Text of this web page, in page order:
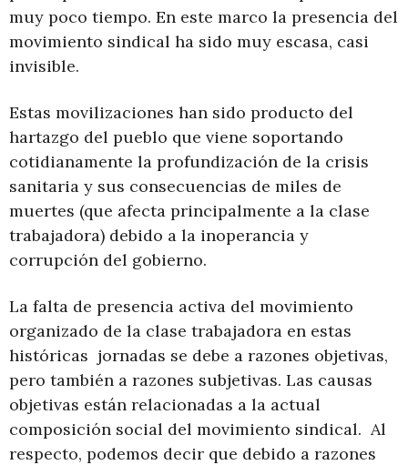
muy poco tiempo. En este marco la presencia del
movimiento sindical ha sido muy escasa, casi
invisible.
Estas movilizaciones han sido producto del
hartazgo del pueblo que viene soportando
cotidianamente la profundización de la crisis
sanitaria y sus consecuencias de miles de
muertes (que afecta principalmente a la clase
trabajadora) debido a la inoperancia y
corrupción del gobierno.
La falta de presencia activa del movimiento
organizado de la clase trabajadora en estas
históricas jornadas se debe a razones objetivas,
pero también a razones subjetivas. Las causas
objetivas están relacionadas a la actual
composición social del movimiento sindical. Al
respecto, podemos decir que debido a razones